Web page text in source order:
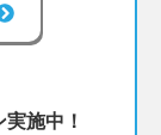
施中！